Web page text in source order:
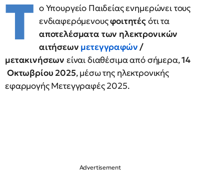
Τ ο Υπουργείο Παιδείας ενημερώνει τους
ενδιαφερόμενουςφοιτητέςότι τα
αποτελέσματα των ηλεκτρονικών
αιτήσεων μετεγγραφών/
μετακινήσεων είναι διαθέσιμα από σήμερα,14
Οκτωβρίου 2025, μέσω της ηλεκτρονικής
εφαρμογής Μετεγγραφές 2025.